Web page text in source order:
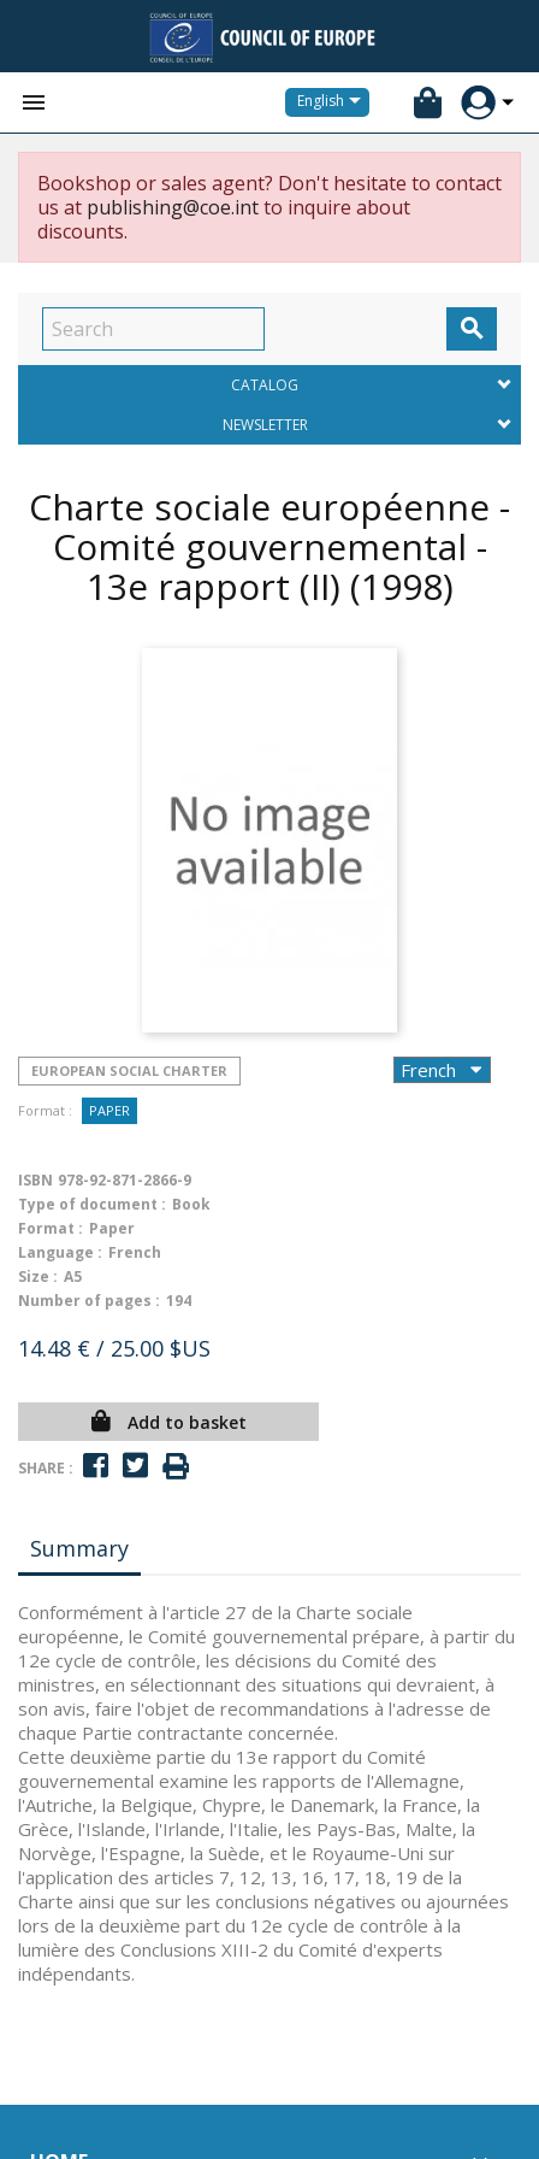
 English
Bookshop or sales agent? Don't hesitate to contact
us at publishing@coe.intto inquire about
discounts.

CATALOG
NEWSLETTER
Charte sociale européenne -
Comité gouvernemental -
13e rapport (II) (1998)
EUROPEAN SOCIAL CHARTER
Format : PAPER
ISBN 978-92-871-2866-9
Type of document : Book
Format : Paper
Language : French
Size : A5
Number of pages : 194
14.48 € / 25.00 $US
Add to basket
SHARE :
Summary
Conformément à l'article 27 de la Charte sociale
européenne, le Comité gouvernemental prépare, à partir du
12e cycle de contrôle, les décisions du Comité des
ministres, en sélectionnant des situations qui devraient, à
son avis, faire l'objet de recommandations à l'adresse de
chaque Partie contractante concernée.
Cette deuxième partie du 13e rapport du Comité
gouvernemental examine les rapports de l'Allemagne,
l'Autriche, la Belgique, Chypre, le Danemark, la France, la
Grèce, l'Islande, l'Irlande, l'Italie, les Pays-Bas, Malte, la
Norvège, l'Espagne, la Suède, et le Royaume-Uni sur
l'application des articles 7, 12, 13, 16, 17, 18, 19 de la
Charte ainsi que sur les conclusions négatives ou ajournées
lors de la deuxième part du 12e cycle de contrôle à la
lumière des Conclusions XIII-2 du Comité d'experts
indépendants.